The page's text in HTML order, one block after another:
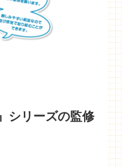
シリーズの監修